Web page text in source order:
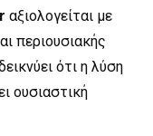
αξιολογείται με
περιουσιακής
ότι η λύση
ουσιαστική